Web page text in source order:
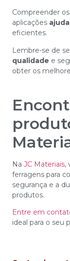
Compreender
aplicações
eficientes.
Lembre-se de
qualidade e
obter os
Na JC Materiais,
ferragens para
segurança e a
produtos.
Entre em
ideal para o seu